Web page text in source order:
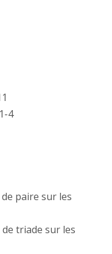
4
paire sur les
triade sur les